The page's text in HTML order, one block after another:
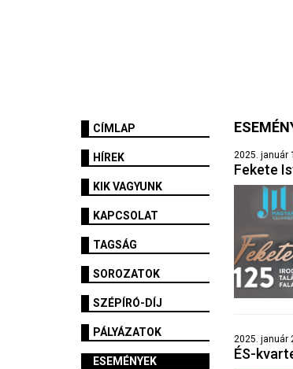
CÍMLAP
HÍREK
KIK VAGYUNK
KAPCSOLAT
TAGSÁG
SOROZATOK
SZÉPÍRÓ-DÍJ
PÁLYÁZATOK
ESEMÉNYEK
2025. január
Fekete
2025. január
ÉS-